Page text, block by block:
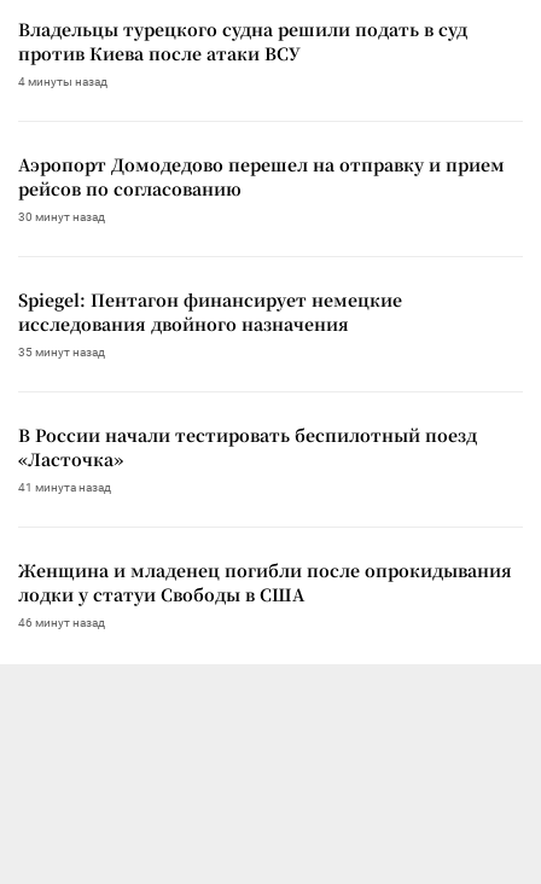
Владельцы турецкого судна решили подать в суд
против Киева после атаки ВСУ
4 минуты назад
Аэропорт Домодедово перешел на отправку и прием
рейсов по согласованию
30 минут назад
Spiegel: Пентагон финансирует немецкие
исследования двойного назначения
35 минут назад
В России начали тестировать беспилотный поезд
«Ласточка»
41 минута назад
Женщина и младенец погибли после опрокидывания
лодки у статуи Свободы в США
46 минут назад